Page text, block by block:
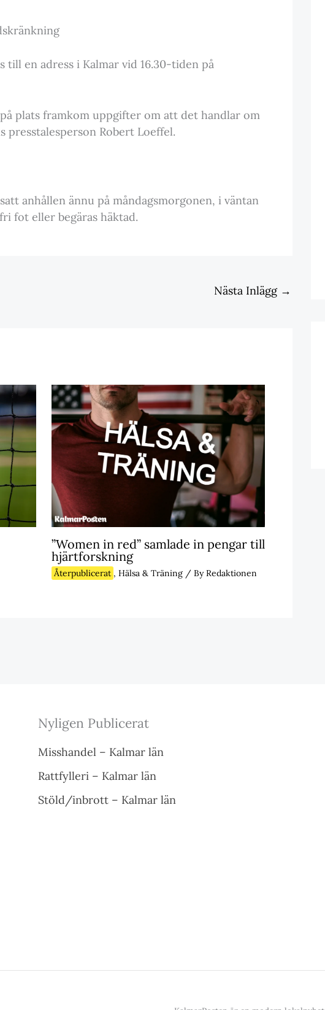
till en adress i Kalmar vid 16.30-tiden på
plats framkom uppgifter om att det handlar om
presstalesperson Robert Loeffel.
anhållen ännu på måndagsmorgonen, i väntan
fot eller begäras häktad.
Nästa Inlägg →
”Women in red” samlade in pengar till
hjärtforskning
Återpublicerat , Hälsa & Träning/ ByRedaktionen
Nyligen Publicerat
Misshandel – Kalmar län
Rattfylleri – Kalmar län
Stöld/inbrott – Kalmar län